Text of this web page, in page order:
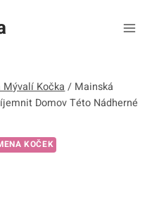
Mývalí Kočka / Mainská
Domov Této Nádherné
KOČEK